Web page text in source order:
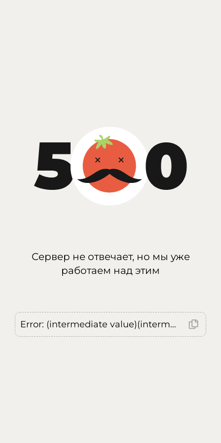
Сервер не отвечает, но мы уже
работаем над этим
Error: (intermediate value)(intermediate value)(intermediate value).replaceAll is not a function